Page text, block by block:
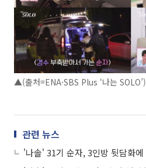
▲(출처=ENA·SBS Plus ‘나는 SOLO’)
관련 뉴스